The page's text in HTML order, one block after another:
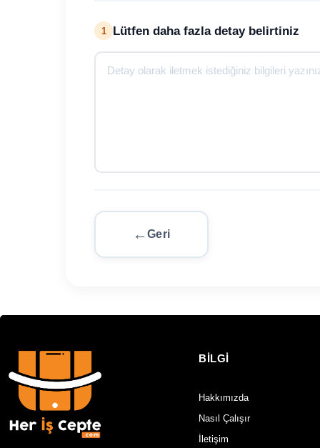
1 Lütfen daha fazla detay belirtiniz
Geri
BİLGİ
Hakkımızda
Nasıl Çalışır
İletişim